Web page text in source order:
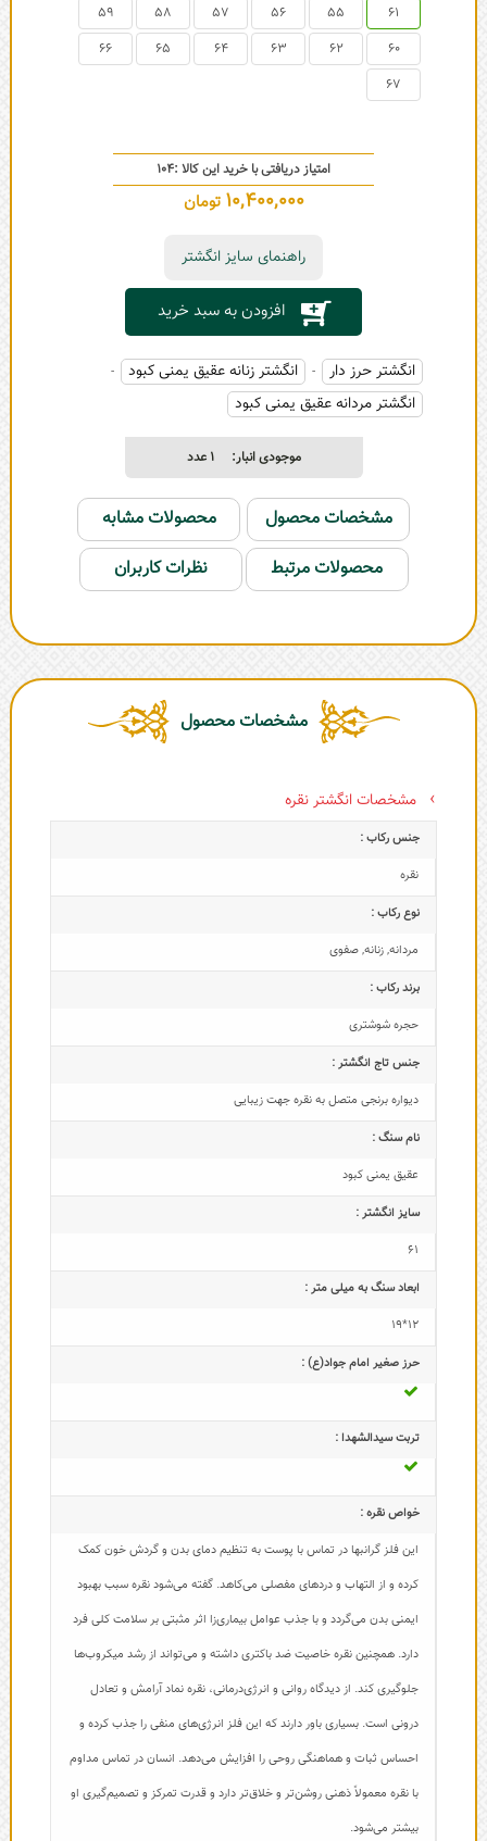
61
55
56
57
58
59
60
62
63
64
65
66
67
امتیاز دریافتی با خرید این کالا :104
10,400,000 تومان
راهنمای سایز انگشتر
افزودن به سبد خرید
انگشتر حرز دار - انگشتر زنانه عقیق یمنی کبود -
انگشتر مردانه عقیق یمنی کبود
موجودی انبار: 1 عدد
مشخصات محصول
محصولات مشابه
محصولات مرتبط
نظرات کاربران
مشخصات محصول
مشخصات انگشتر نقره
جنس رکاب :
نقره
نوع رکاب :
مردانه,زنانه,صفوی
برند رکاب :
حجره شوشتری
جنس تاج انگشتر :
دیواره برنجی متصل به نقره جهت زیبایی
نام سنگ :
عقیق یمنی کبود
سایز انگشتر :
61
ابعاد سنگ به میلی متر :
12*19
حرز صغیر امام جواد(ع) :
تربت سیدالشهدا :
خواص نقره :
این فلز گرانبها در تماس با پوست به تنظیم دمای بدن و گردش خون کمک
کرده و از التهاب و دردهای مفصلی می‌کاهد. گفته می‌شود نقره سبب بهبود
ایمنی بدن می‌گردد و با جذب عوامل بیماری‌زا اثر مثبتی بر سلامت کلی فرد
دارد. همچنین نقره خاصیت ضد باکتری داشته و می‌تواند از رشد میکروب‌ها
جلوگیری کند. از دیدگاه روانی و انرژی‌درمانی، نقره نماد آرامش و تعادل
درونی است. بسیاری باور دارند که این فلز انرژی‌های منفی را جذب کرده و
احساس ثبات و هماهنگی روحی را افزایش می‌دهد. انسان در تماس مداوم
با نقره معمولاً ذهنی روشن‌تر و خلاق‌تر دارد و قدرت تمرکز و تصمیم‌گیری او
بیشتر می‌شود.